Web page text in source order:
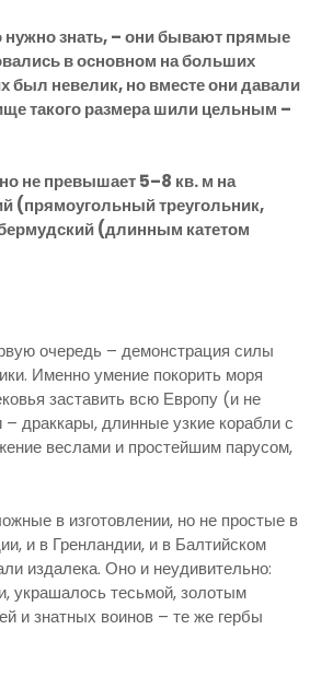
нужно знать, – они бывают прямые
в основном на больших
был невелик, но вместе они давали
такого размера шили цельным –
не превышает 5–8 кв. м на
(прямоугольный треугольник,
(длинным катетом
очередь – демонстрация силы
Именно умение покорить моря
заставить всю Европу (и не
драккары, длинные узкие корабли с
веслами и простейшим парусом,
в изготовлении, но не простые в
и в Гренландии, и в Балтийском
издалека. Оно и неудивительно:
украшалось тесьмой, золотым
и знатных воинов – те же гербы